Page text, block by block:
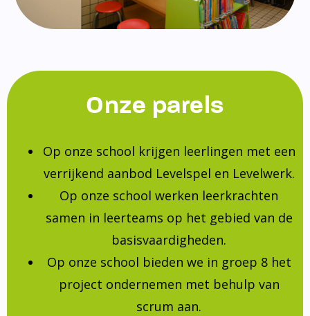
Onze parels
Op onze school krijgen leerlingen met een
verrijkend aanbod Levelspel en Levelwerk.
Op onze school werken leerkrachten
samen in leerteams op het gebied van de
basisvaardigheden.
Op onze school bieden we in groep 8 het
project ondernemen met behulp van
scrum aan.